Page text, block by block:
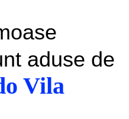
aduse de
Vila